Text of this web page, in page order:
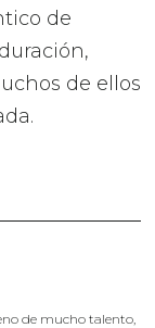
de
de ellos
de mucho talento,